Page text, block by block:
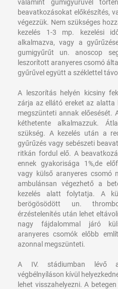
valamint gumigyűrűvel
beavatkozásokat előkészítés,
végezzük. Nem szükséges
kezelés 1-3 mp. kezelési
alkalmazva, vagy a
gumigyűrűt un. anoscop
leszorított aranyeres csomó
gyűrűvel együtt a széklettel
A leszorítás helyén kicsiny
zárja az ellátó ereket az alatta
megszünteti annak előesését.
kéthetente alkalmazzuk.
szükség. A kezelés után a
gyűrűzés vagy sebészeti
ritkán fordul elő. A
ennek gyakorisága 1%,de
vagy külső aranyeres csomó
ambulánsan végezhető a
kezelés alatt folytatja. A
berögösödött un.
érzéstelenítés után lehet
nagy fájdalommal járó
aranyeres csomók előbb
azonnal megszünteti.
A IV. stádiumban lévő
végbélnyíláson kívül
lehet visszahelyezni. A